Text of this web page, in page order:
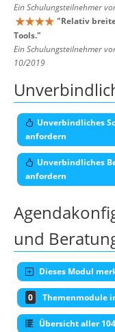
Ein Schulungsteilnehmer
"Relativ
Tools."
Ein Schulungsteilnehmer
10/2019
Unverbindliches
anfordern
Unverbindliches
anfordern
und
Dieses Modul
0 Themenmodule
Übersicht aller